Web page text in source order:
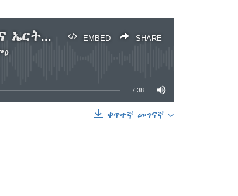
EMBED SHARE
በኢትዮጵያና ኤርትራ ድንበር ውጊያ እንደነበር የሁለቱም ሀገሮች መንግስታት አስታወቁ
available
7:38
ቀጥተኛ መገናኛ